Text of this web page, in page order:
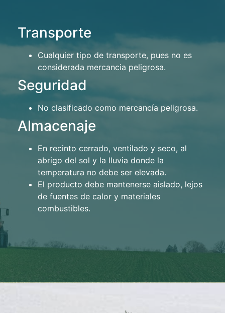
Transporte
Cualquier tipo de transporte, pues no es
considerada mercancia peligrosa.
Seguridad
No clasificado como mercancía peligrosa.
Almacenaje
En recinto cerrado, ventilado y seco, al
abrigo del sol y la lluvia donde la
temperatura no debe ser elevada.
El producto debe mantenerse aislado, lejos
de fuentes de calor y materiales
combustibles.